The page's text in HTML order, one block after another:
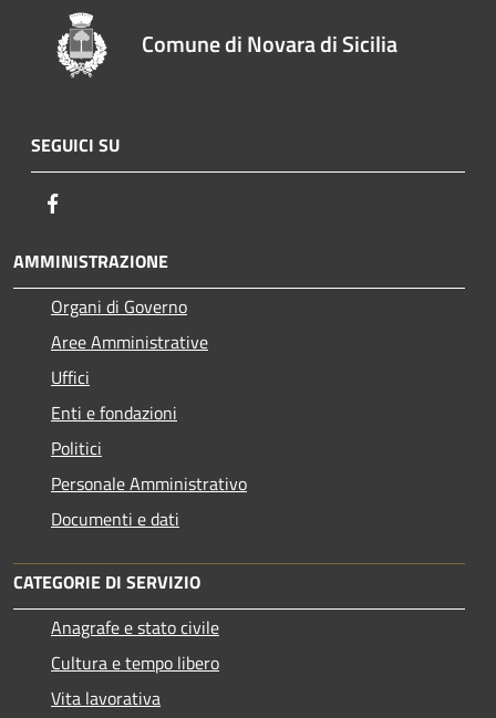
Comune di Novara di Sicilia
SEGUICI SU
AMMINISTRAZIONE
Organi di Governo
Aree Amministrative
Uffici
Enti e fondazioni
Politici
Personale Amministrativo
Documenti e dati
CATEGORIE DI SERVIZIO
Anagrafe e stato civile
Cultura e tempo libero
Vita lavorativa